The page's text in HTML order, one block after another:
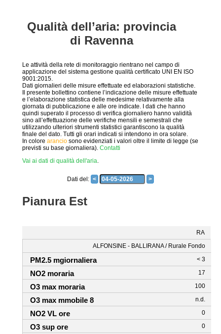
Qualità dell’aria: provincia
di Ravenna
Le attività della rete di monitoraggio rientrano nel campo di
applicazione del sistema gestione qualità certificato UNI EN ISO
9001:2015.
Dati giornalieri delle misure effettuate ed elaborazioni statistiche.
Il presente bollettino contiene l’indicazione delle misure effettuate
e l’elaborazione statistica delle medesime relativamente alla
giornata di pubblicazione e alle ore indicate. I dati che hanno
quindi superato il processo di verifica giornaliero hanno validità
sino all’effettuazione delle verifiche mensili e semestrali che
utilizzando ulteriori strumenti statistici garantiscono la qualità
finale del dato. Tutti gli orari indicati si intendono in ora solare.
In colore aranciosono evidenziati i valori oltre il limite di legge (se
previsti su base giornaliera). Contatti
Vai ai dati di qualità dell'aria.
Dati del: < >
Pianura Est
RA
ALFONSINE - BALLIRANA / Rurale Fondo
< 3
17
100
n.d.
0
0